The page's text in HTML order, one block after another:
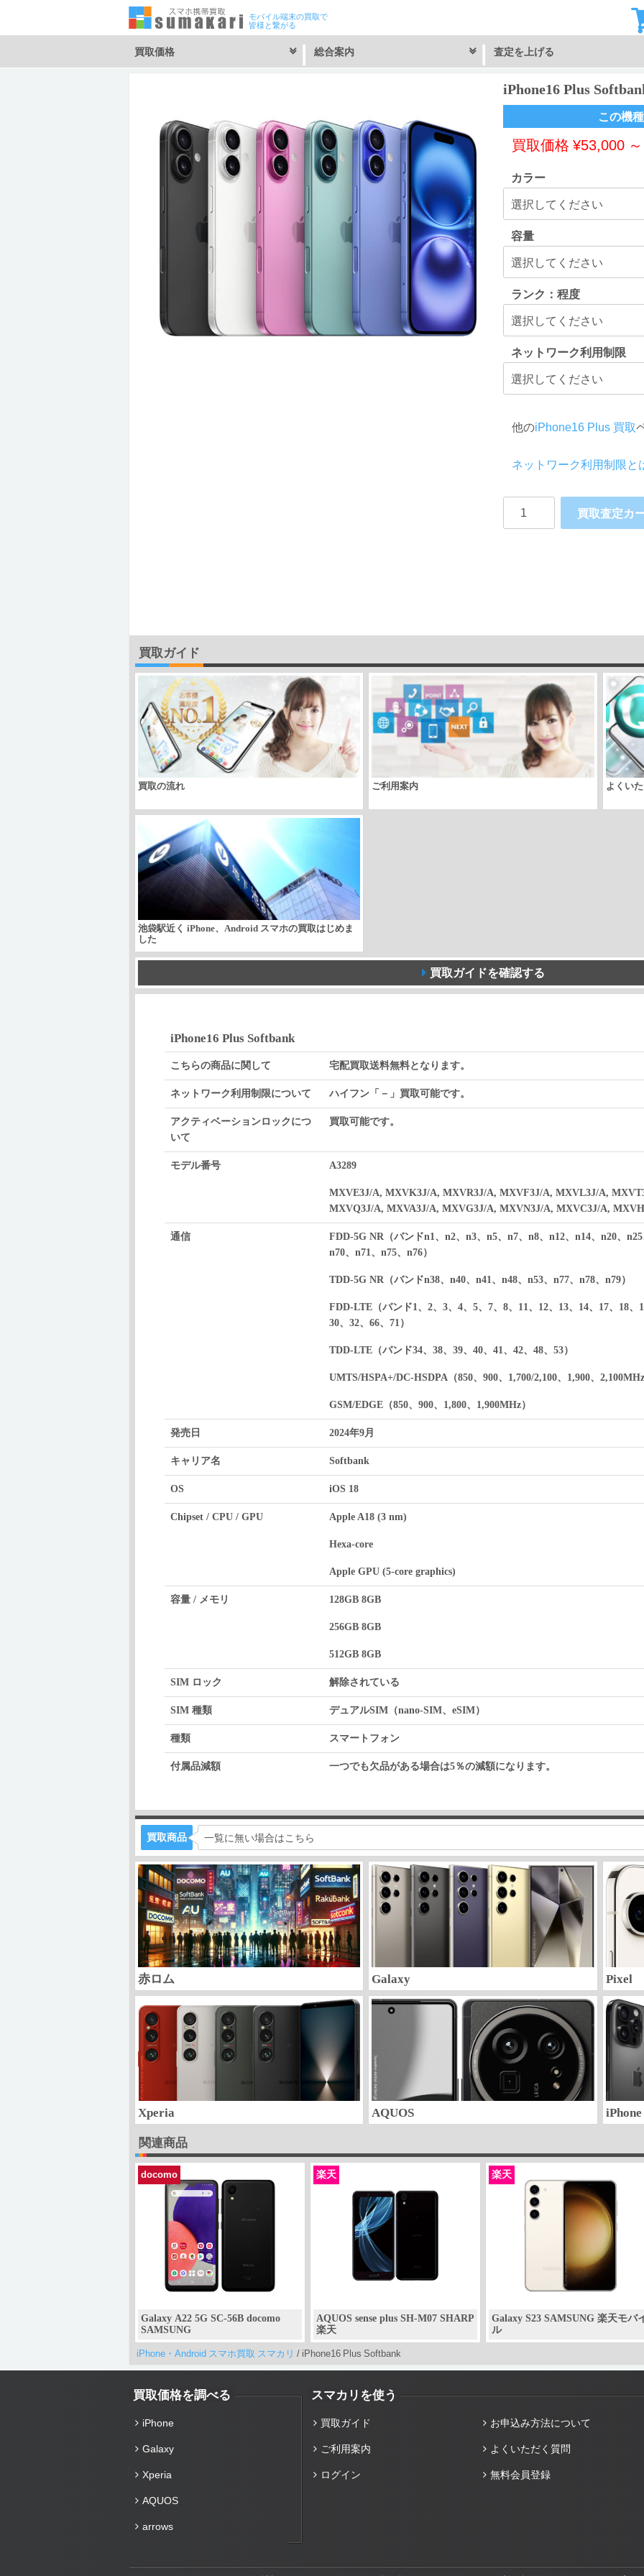
モバイル端末の買取で
皆様と繋がる
買取価格 総合案内 査定を上げる
iPhone16 Plus
この機
買取価格 ¥53,000
カラー
容量
ランク：程度
ネットワーク利用制限
他のiPhone16 Plus 買取
ネットワーク利用制限と
iPhone16
Plus
買取査定カ
買取ガイド
買取の流れ ご利用案内 よくい
池袋駅近く iPhone、Android スマホの買取はじめま
した
買取ガイドを確認する
iPhone16 Plus Softbank
こちらの商品に関して 宅配買取送料無料となります。
ネットワーク利用制限について ハイフン「－」買取可能です。
アクティベーションロックにつ
いて
買取可能です。
モデル番号 A3289
MXVE3J/A, MXVK3J/A, MXVR3J/A, MXVF3J/A, MXVL3J/A,
MXVQ3J/A, MXVA3J/A, MXVG3J/A, MXVN3J/A, MXVC3J/A,
通信
FDD-5G NR（バンドn1、n2、n3、n5、n7、n8、n12、n14、n20、
n70、n71、n75、n76）
TDD-5G NR（バンドn38、n40、n41、n48、n53、n77、n78、n79）
FDD‑LTE（バンド1、2、3、4、5、7、8、11、12、13、14、17、18、
30、32、66、71）
TDD‑LTE（バンド34、38、39、40、41、42、48、53）
UMTS/HSPA+/DC-HSDPA（850、900、1,700/2,100、1,900、
GSM/EDGE（850、900、1,800、1,900MHz）
発売日 2024年9月
キャリア名 Softbank
OS iOS 18
Chipset / CPU / GPU Apple A18 (3 nm)
Hexa-core
Apple GPU (5-core graphics)
容量 / メモリ 128GB 8GB
256GB 8GB
512GB 8GB
SIM ロック 解除されている
SIM 種類 デュアルSIM（nano-SIM、eSIM）
種類 スマートフォン
付属品減額 一つでも欠品がある場合は5％の減額になります。
買取商品 一覧に無い場合はこちら
赤ロム Galaxy Pixel
Xperia AQUOS iPhone
関連商品
docomo
Galaxy A22 5G SC-56B docomo
SAMSUNG
楽天
AQUOS sense plus SH-M07 SHARP
楽天
楽天
Galaxy S23 SAMSUNG 楽天モバ
ル
iPhone・Android スマホ買取 スマカリ / iPhone16 Plus Softbank
買取価格を調べる
iPhone
Galaxy
Xperia
AQUOS
arrows
スマカリを使う
買取ガイド お申込み方法について
ご利用案内 よくいただく質問
ログイン 無料会員登録